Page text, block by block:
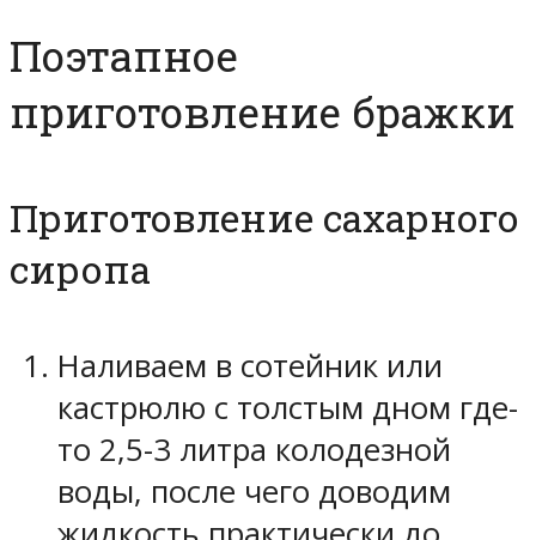
Поэтапное
приготовление бражки
Приготовление сахарного
сиропа
Наливаем в сотейник или
кастрюлю с толстым дном где-
то 2,5-3 литра колодезной
воды, после чего доводим